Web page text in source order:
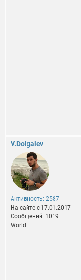
V.Dolgalev
Активность: 2587
На сайте c 17.01.2017
Сообщений: 1019
World